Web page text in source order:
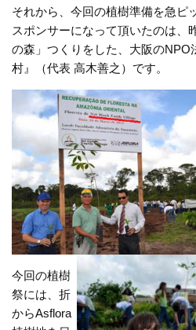
それから、今回の植樹準備を急ピ
スポンサーになって頂いたのは、
の森」つくりをした、大阪のNPO
村』（代表 高木善之）です。
今回の植樹
祭には、折
からAsflora